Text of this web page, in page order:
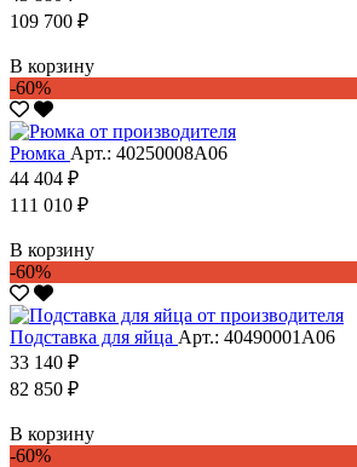
109 700 ₽
В корзину
-60%
Рюмка Арт.: 40250008А06
44 404 ₽
111 010 ₽
В корзину
-60%
Подставка для яйца Арт.: 40490001А06
33 140 ₽
82 850 ₽
В корзину
-60%